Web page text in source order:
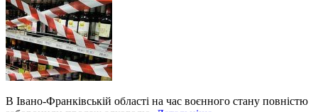
В Івано-Франківській області на час воєнного стану повністю